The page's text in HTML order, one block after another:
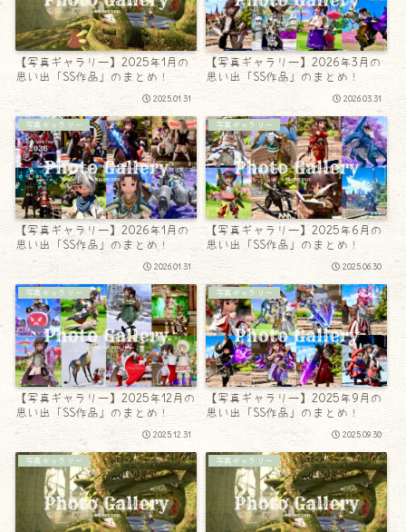
【写真ギャラリー】2025年1月の
思い出「SS作品」のまとめ！
2025.01.31
【写真ギャラリー】2026年3月の
思い出「SS作品」のまとめ！
2026.03.31
写真ギャラリー
【写真ギャラリー】2026年1月の
思い出「SS作品」のまとめ！
2026.01.31
写真ギャラリー
【写真ギャラリー】2025年6月の
思い出「SS作品」のまとめ！
2025.06.30
写真ギャラリー
【写真ギャラリー】2025年12月の
思い出「SS作品」のまとめ！
2025.12.31
写真ギャラリー
【写真ギャラリー】2025年9月の
思い出「SS作品」のまとめ！
2025.09.30
写真ギャラリー 写真ギャラリー